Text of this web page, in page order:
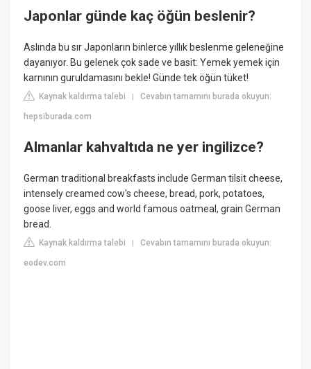
Japonlar günde kaç öğün beslenir?
Aslında bu sır Japonların binlerce yıllık beslenme geleneğine
dayanıyor. Bu gelenek çok sade ve basit: Yemek yemek için
karnının guruldamasını bekle! Günde tek öğün tüket!
Kaynak kaldırma talebi |Cevabın tamamını burada okuyun:
hepsiburada.com
Almanlar kahvaltıda ne yer ingilizce?
German traditional breakfasts include German tilsit cheese,
intensely creamed cow's cheese, bread, pork, potatoes,
goose liver, eggs and world famous oatmeal, grain German
bread.
Kaynak kaldırma talebi |Cevabın tamamını burada okuyun:
eodev.com